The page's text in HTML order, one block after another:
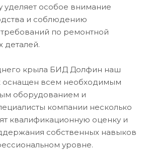
уделяет особое внимание
и соблюдению
требований по ремонтной
деталей.
крыла БИД Долфин наш
оснащен всем необходимым
оборудованием и
компании несколько
квалификационную оценку и
собственных навыков
уровне.